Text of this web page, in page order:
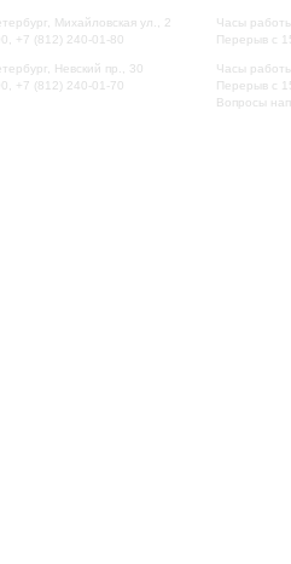
Михайловская ул., 2
+7 (812) 240-01-80
Невский пр., 30
+7 (812) 240-01-70
Часы
Перерыв с
Часы
Перерыв с
Вопросы